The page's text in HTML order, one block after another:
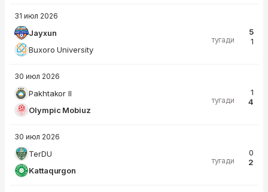
31 июл 2026
Jayxun
Buxoro University
тугади
5
1
30 июл 2026
Pakhtakor II
Olympic Mobiuz
тугади
1
4
30 июл 2026
TerDU
Kattaqurgon
тугади
0
2